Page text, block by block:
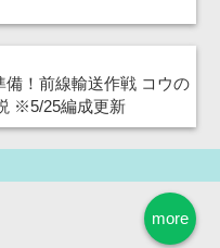
備！前線輸送作戦 コウの
※5/25編成更新
more